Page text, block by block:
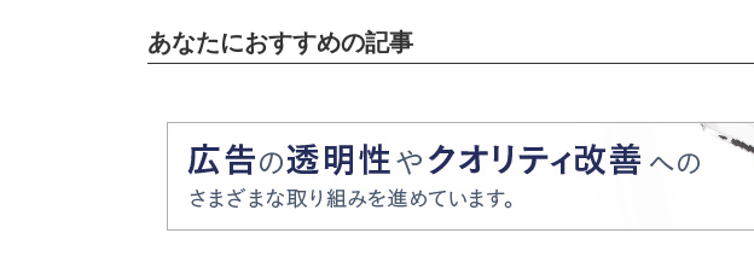
あなたにおすすめの記事